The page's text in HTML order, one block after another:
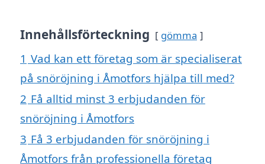
Innehållsförteckning gömma
1 Vad kan ett företag som är specialiserat
på snöröjning i Åmotfors hjälpa till med?
2 Få alltid minst 3 erbjudanden för
snöröjning i Åmotfors
3 Få 3 erbjudanden för snöröjning i
Åmotfors från professionella företag